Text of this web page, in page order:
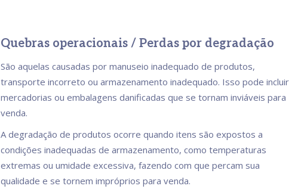
Quebras operacionais / Perdas por degradação
São aquelas causadas por manuseio inadequado de produtos,
transporte incorreto ou armazenamento inadequado. Isso pode incluir
mercadorias ou embalagens danificadas que se tornam inviáveis para
venda.
A degradação de produtos ocorre quando itens são expostos a
condições inadequadas de armazenamento, como temperaturas
extremas ou umidade excessiva, fazendo com que percam sua
qualidade e se tornem impróprios para venda.